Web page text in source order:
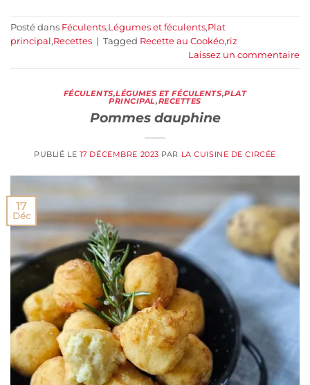
Posté dans Féculents,Légumes et féculents,Plat
principal,Recettes | Tagged Recette au Cookéo,riz
Laissez un commentaire
FÉCULENTS,LÉGUMES ET FÉCULENTS,PLAT
PRINCIPAL,RECETTES
Pommes dauphine
PUBLIÉ LE 17 DÉCEMBRE 2023 PAR LA CUISINE DE CIRCÉE
17
Déc